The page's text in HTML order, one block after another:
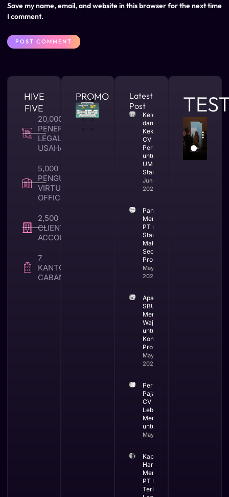
Save my name, email, and website in this browser for the next time
I comment.
HIVE
FIVE
20,000 +
PENERBITAN
LEGALITAS
USAHA
5,000 +
PENGUNA
VIRTUAL
OFFICE
2,500 +
CLIENT TAX &
ACCOUNTING
7
KANTOR
CABANG
PROMO
Latest
Post
Kelebihan
dan
Kekurangan
CV
Perusahaan
untuk
UMKM dan
Startup
June 25,
2026
Panduan
Mendirikan
PT untuk
Startup di
Makassar
Secara
Profesional
May 25,
2026
Apa itu
SBUJK dan
Mengapa
Wajib
untuk
Kontraktor
Profesional
May 19,
2026
Perbandingan
Pajak PT dan
CV Mana yang
Lebih
Menguntungkan
untuk Bisnis
May 13, 2026
Kapan Bisnis
Harus
Menggunakan
PT Ini Waktu
Terbaik